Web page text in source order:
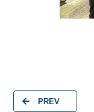
PREV